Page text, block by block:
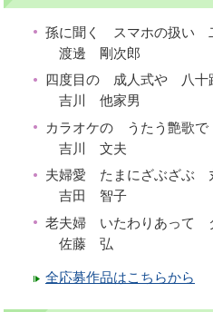
孫に聞く スマホの扱い
渡邊 剛次郎
四度目の 成人式や 八十
吉川 他家男
カラオケの うたう艶歌
吉川 文夫
夫婦愛 たまにざぶざぶ
吉田 智子
老夫婦 いたわりあって
佐藤 弘
全応募作品はこちらから